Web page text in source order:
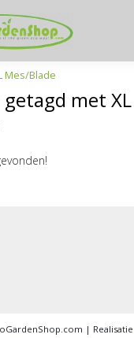
Mes/Blade
met XL
| Realisatie